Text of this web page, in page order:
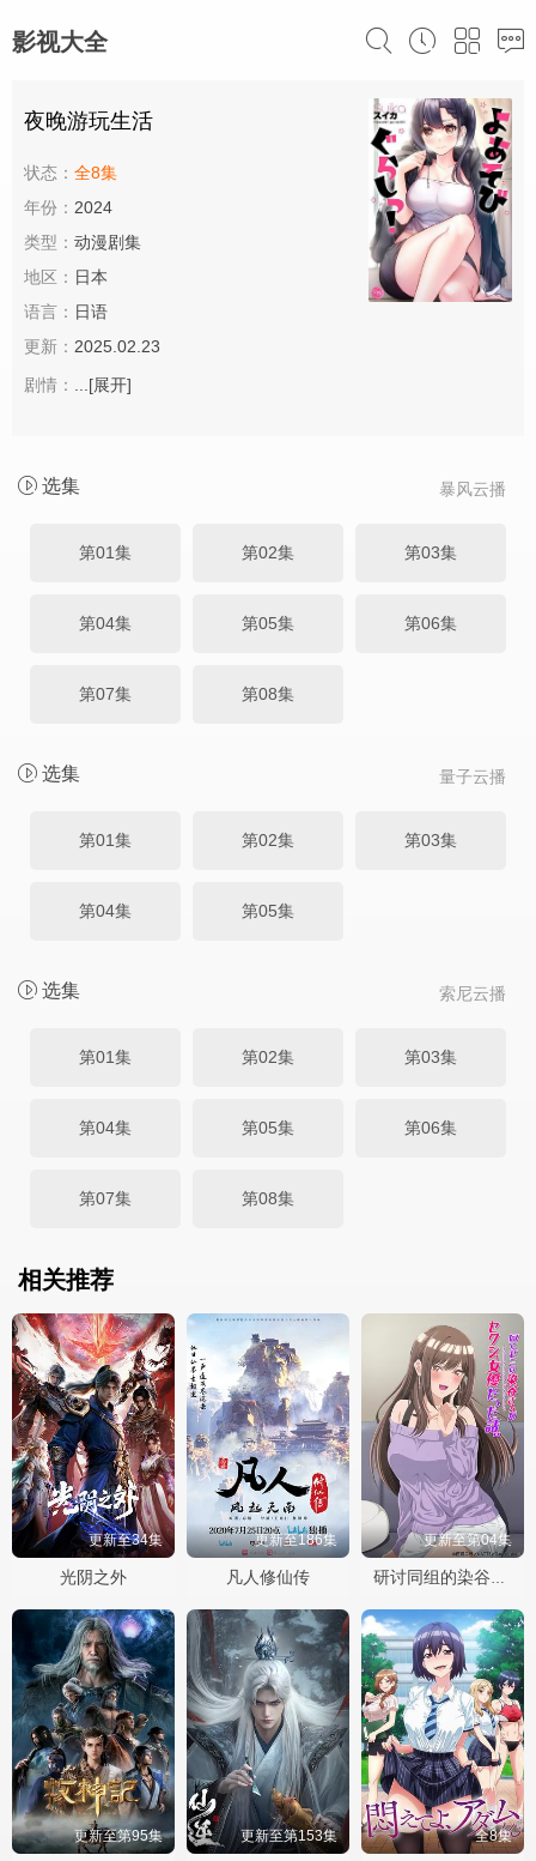
影视大全
夜晚游玩生活
状态： 全8集
年份： 2024
类型： 动漫剧集
地区： 日本
语言： 日语
更新： 2025.02.23
剧情：
[展开]
暴风云播
选集
第01集 第02集 第03集
第04集 第05集 第06集
第07集 第08集
量子云播
选集
第01集 第02集 第03集
第04集 第05集
索尼云播
选集
第01集 第02集 第03集
第04集 第05集 第06集
第07集 第08集
相关推荐
更新至34集
光阴之外
更新至186集
凡人修仙传
更新至第04集
研讨同组的染谷同学原来是女优这事
更新至第95集 更新至第153集 全8集